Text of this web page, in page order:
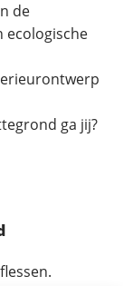
de
ecologische
ga jij?